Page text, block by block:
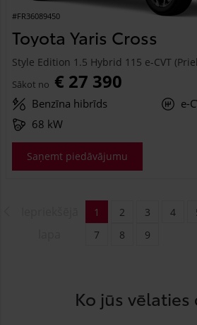
#FR36089450
Toyota Yaris Cross
Style Edition 1.5 Hybrid 115 e-CVT
Sākot no € 27 390
Benzīna hibrīds
e-
68 kW
Saņemt piedāvājumu
1 2 3 4
7
8 9
Ko jūs vēlaties